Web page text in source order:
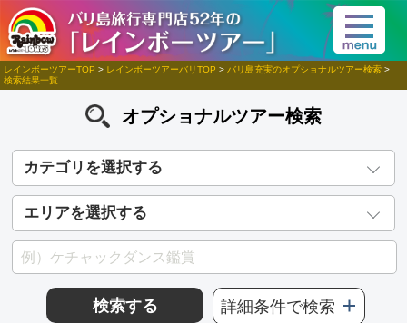
レインボーツアーTOP > レインボーツアーバリTOP > バリ島充実のオプショナルツアー検索 >
検索結果一覧
オプショナルツアー検索
カテゴリを選択する
エリアを選択する
検索する 詳細条件で検索